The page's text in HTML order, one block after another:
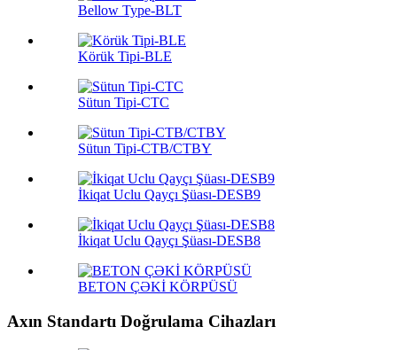
Bellow Type-BLT
Körük Tipi-BLE
Sütun Tipi-CTC
Sütun Tipi-CTB/CTBY
İkiqat Uclu Qayçı Şüası-DESB9
İkiqat Uclu Qayçı Şüası-DESB8
BETON ÇƏKİ KÖRPÜSÜ
Axın Standartı Doğrulama Cihazları